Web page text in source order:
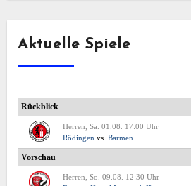
Aktuelle Spiele